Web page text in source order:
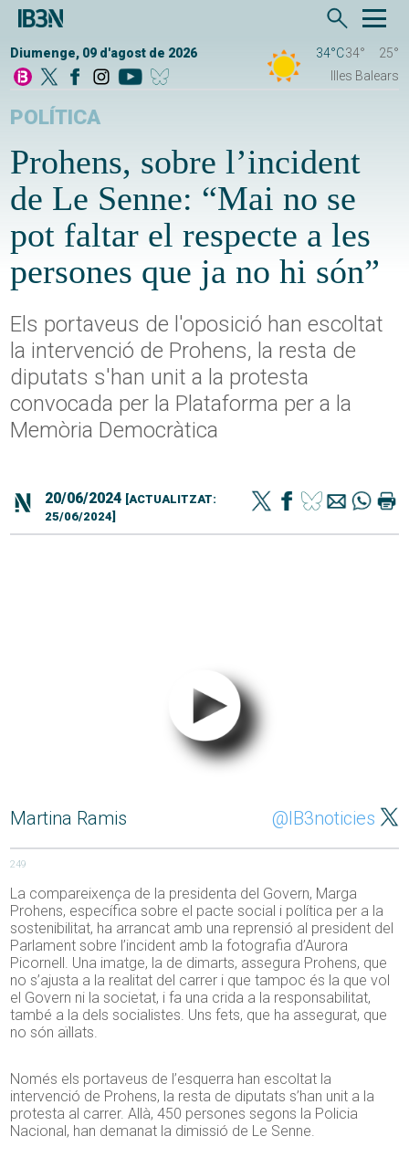
Diumenge, 09 d'agost de 2026 34°C34°
25°
Illes Balears
POLÍTICA
Prohens, sobre l’incident
de Le Senne: “Mai no se
pot faltar el respecte a les
persones que ja no hi són”
Els portaveus de l'oposició han escoltat
la intervenció de Prohens, la resta de
diputats s'han unit a la protesta
convocada per la Plataforma per a la
Memòria Democràtica
20/06/2024 [ACTUALITZAT:
25/06/2024]
Martina Ramis @IB3noticies
249
La compareixença de la presidenta del Govern, Marga
Prohens, específica sobre el pacte social i política per a la
sostenibilitat, ha arrancat amb una reprensió al president del
Parlament sobre l’incident amb la fotografia d’Aurora
Picornell. Una imatge, la de dimarts, assegura Prohens, que
no s’ajusta a la realitat del carrer i que tampoc és la que vol
el Govern ni la societat, i fa una crida a la responsabilitat,
també a la dels socialistes. Uns fets, que ha assegurat, que
no són aïllats.
Només els portaveus de l’esquerra han escoltat la
intervenció de Prohens, la resta de diputats s’han unit a la
protesta al carrer. Allà, 450 persones segons la Policia
Nacional, han demanat la dimissió de Le Senne.